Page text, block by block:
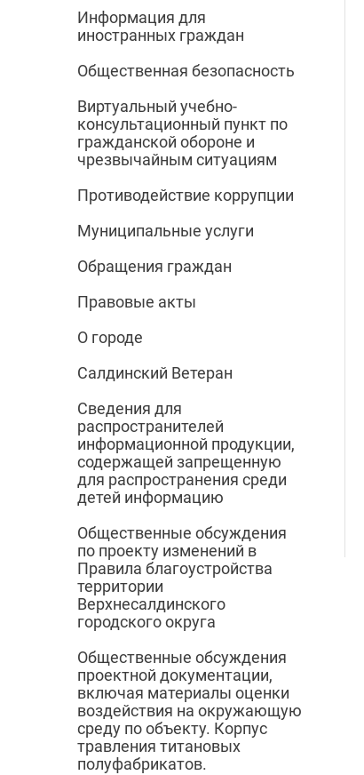
Информация для
иностранных граждан
Общественная безопасность
Виртуальный учебно-
консультационный пункт по
гражданской обороне и
чрезвычайным ситуациям
Противодействие коррупции
Муниципальные услуги
Обращения граждан
Правовые акты
О городе
Салдинский Ветеран
Сведения для
распространителей
информационной продукции,
содержащей запрещенную
для распространения среди
детей информацию
Общественные обсуждения
по проекту изменений в
Правила благоустройства
территории
Верхнесалдинского
городского округа
Общественные обсуждения
проектной документации,
включая материалы оценки
воздействия на окружающую
среду по объекту. Корпус
травления титановых
полуфабрикатов.